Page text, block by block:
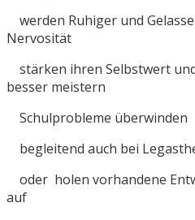
werden Ruhiger und
Nervosität
stärken ihren Selbstwert
besser meistern
Schulprobleme überwinden
begleitend auch bei
oder holen vorhandene
auf